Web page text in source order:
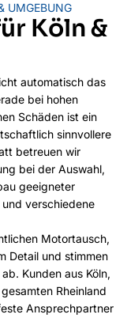
UMGEBUNG
Köln &
automatisch das
bei hohen
Schäden ist ein
sinnvollere
betreuen wir
bei der Auswahl,
geeigneter
verschiedene
Motortausch,
Detail und stimmen
Kunden aus Köln,
Rheinland
Ansprechpartner